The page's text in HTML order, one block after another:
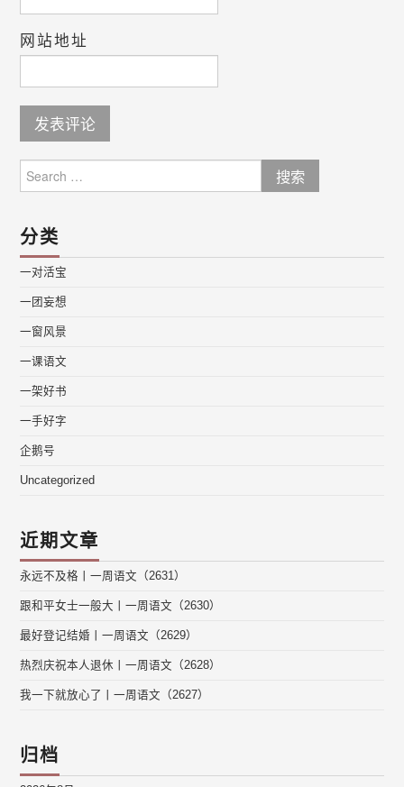
网站地址
for:
分类
一对活宝
一团妄想
一窗风景
一课语文
一架好书
一手好字
企鹅号
Uncategorized
近期文章
永远不及格丨一周语文（2631）
跟和平女士一般大丨一周语文（2630）
最好登记结婚丨一周语文（2629）
热烈庆祝本人退休丨一周语文（2628）
我一下就放心了丨一周语文（2627）
归档